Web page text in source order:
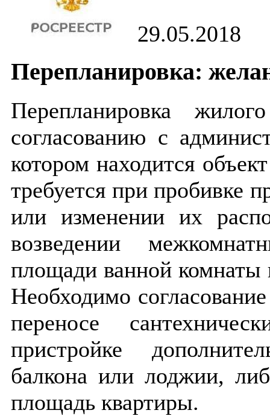
29.05.2018
Перепланировка:
Перепланировка
согласованию с
котором находится
требуется при пробивке
или изменении их
возведении
площади ванной комнаты
Необходимо
переносе
пристройке
балкона или лоджии,
площадь квартиры.